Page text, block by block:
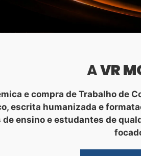
AVR
e compra de Trabalho de
escrita humanizada e
ensino e estudantes de